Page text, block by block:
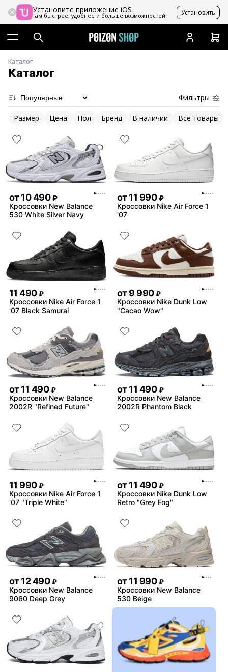
Установите приложение iOS
Там быстрее, удобнее и больше возможностей Установить
Каталог
Каталог
Фильтры
Размер Цена Пол Бренд В наличии Все товары
от10 490 ₽
Кроссовки New Balance
530 White Silver Navy
от11 990 ₽
Кроссовки Nike Air Force 1
'07
11 490 ₽
Кроссовки Nike Air Force 1
'07 Black Samurai
от9 990 ₽
Кроссовки Nike Dunk Low
"Cacao Wow"
от11 490 ₽
Кроссовки New Balance
2002R "Refined Future"
от11 490 ₽
Кроссовки New Balance
2002R Phantom Black
11 990 ₽
Кроссовки Nike Air Force 1
'07 "Triple White"
от11 490 ₽
Кроссовки Nike Dunk Low
Retro "Grey Fog"
от12 490 ₽
Кроссовки New Balance
9060 Deep Grey
от11 990 ₽
Кроссовки New Balance
530 Beige